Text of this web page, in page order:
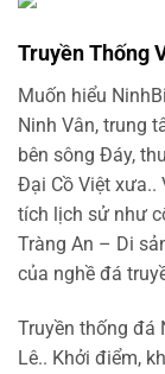
Truyền Thống
Muốn hiểu
Ninh Vân, trung
bên sông Đáy,
Đại Cồ Việt xưa..
tích lịch sử như
Tràng An – Di
của nghề đá
Truyền thống đá
Lê.. Khởi điểm,